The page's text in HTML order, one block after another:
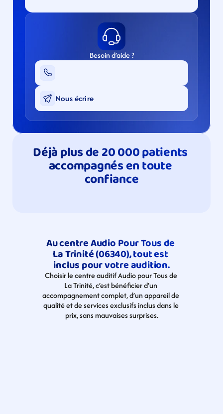
Besoin d’aide ?
Nous écrire
Déjà plus de 20 000 patients
accompagnés en toute
confiance
Au centre Audio Pour Tous de
La Trinité (06340), tout est
inclus pour votre audition.
Choisir le centre auditif Audio pour Tous de
La Trinité, c’est bénéficier d’un
accompagnement complet, d’un appareil de
qualité et de services exclusifs inclus dans le
prix, sans mauvaises surprises.